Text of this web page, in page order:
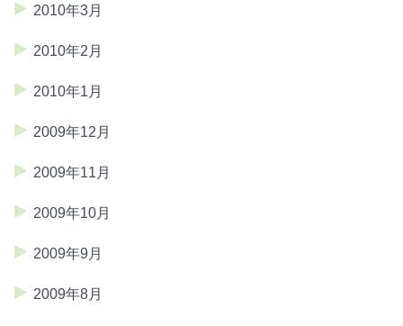
2010年3月
2010年2月
2010年1月
2009年12月
2009年11月
2009年10月
2009年9月
2009年8月